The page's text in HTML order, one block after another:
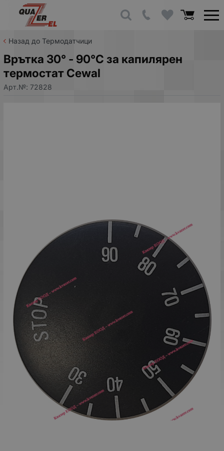
Назад до Термодатчици
Врътка 30° - 90°C за капилярен
термостат Cewal
Арт.№: 72828